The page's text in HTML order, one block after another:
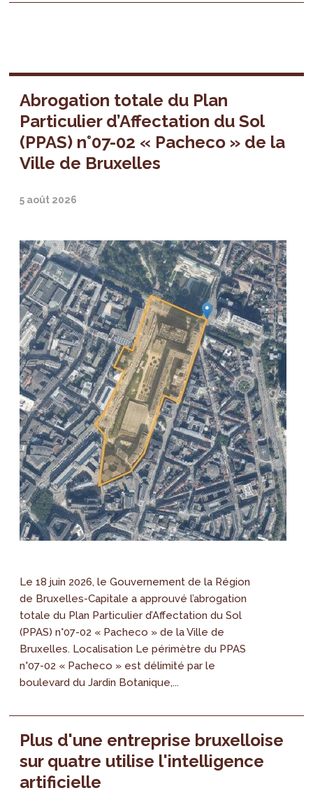
Abrogation totale du Plan
Particulier d’Affectation du Sol
(PPAS) n°07-02 « Pacheco » de la
Ville de Bruxelles
5 août 2026
Le 18 juin 2026, le Gouvernement de la Région
de Bruxelles-Capitale a approuvé l’abrogation
totale du Plan Particulier d’Affectation du Sol
(PPAS) n°07-02 « Pacheco » de la Ville de
Bruxelles. Localisation Le périmètre du PPAS
n°07-02 « Pacheco » est délimité par le
boulevard du Jardin Botanique,...
Plus d'une entreprise bruxelloise
sur quatre utilise l'intelligence
artificielle